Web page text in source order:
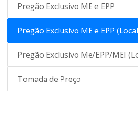
Pregão Exclusivo ME e EPP
Pregão Exclusivo ME e EPP
Pregão Exclusivo Me/EPP/MEI
Tomada de Preço